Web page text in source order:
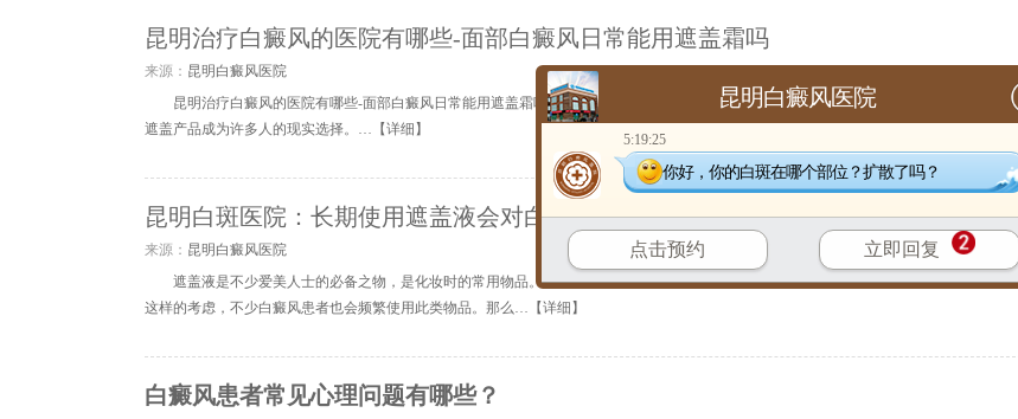
昆明治疗白癜风的医院有哪些-面部白癜风日常能用遮盖霜吗
来源： 昆明白癜风医院
昆明治疗白癜风的医院有哪些-面部白癜风日常能用遮盖霜吗？对于面部有白癜风的人群而言，日常社交与心理状态常受影响，因此使用
遮盖产品成为许多人的现实选择。…【详细 】
昆明白斑医院：长期使用遮盖液会对白癜风患者造成哪些影响
来源： 昆明白癜风医院
遮盖液是不少爱美人士的必备之物，是化妆时的常用物品。它能掩盖那些不愿为他人得知的皮肤瑕疵，带来了一些心理上的安慰。出于
这样的考虑，不少白癜风患者也会频繁使用此类物品。那么…【详细 】
白癜风患者常见心理问题有哪些？
昆明白癜风医院
5:19:25
你好，你的白斑在哪个部位？扩散了吗？
点击预约 立即回复